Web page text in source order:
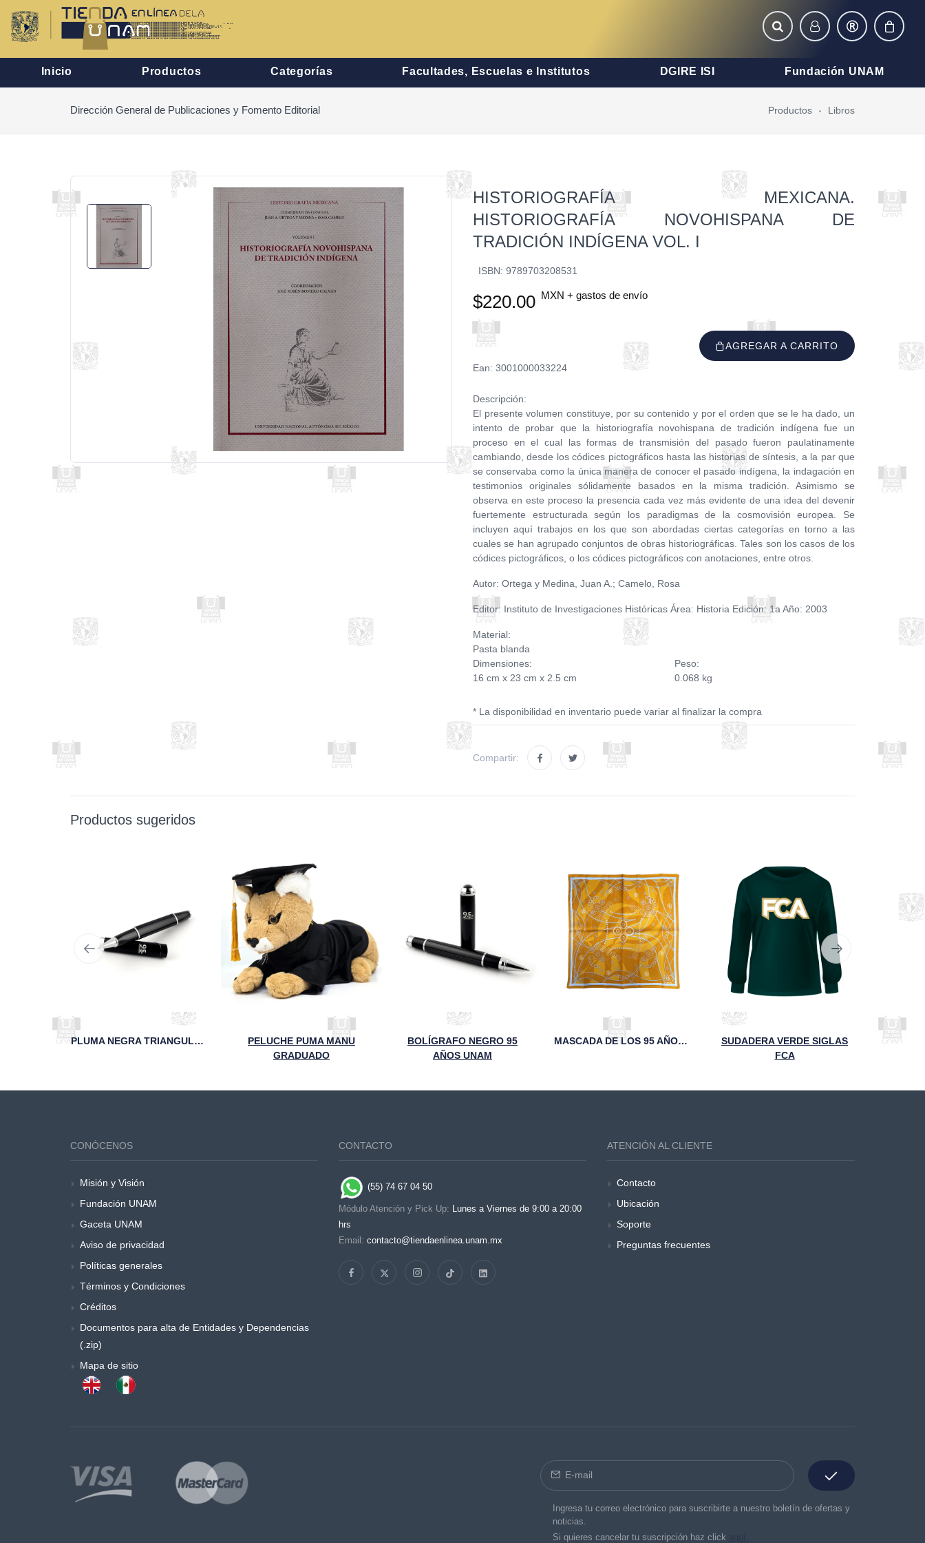
Inicio Productos Categorías Facultades, Escuelas e Institutos DGIRE ISI Fundación UNAM
Dirección General de Publicaciones y Fomento Editorial Productos Libros
HISTORIOGRAFÍA MEXICANA.
HISTORIOGRAFÍA NOVOHISPANA DE
TRADICIÓN INDÍGENA VOL. I
ISBN: 9789703208531
$220.00 MXN + gastos de envío
AGREGAR A CARRITO
Ean: 3001000033224
Descripción:
El presente volumen constituye, por su contenido y por el orden que se le ha dado, un
intento de probar que la historiografía novohispana de tradición indígena fue un
proceso en el cual las formas de transmisión del pasado fueron paulatinamente
cambiando, desde los códices pictográficos hasta las historias de síntesis, a la par que
se conservaba como la única manera de conocer el pasado indígena, la indagación en
testimonios originales sólidamente basados en la misma tradición. Asimismo se
observa en este proceso la presencia cada vez más evidente de una idea del devenir
fuertemente estructurada según los paradigmas de la cosmovisión europea. Se
incluyen aquí trabajos en los que son abordadas ciertas categorías en torno a las
cuales se han agrupado conjuntos de obras historiográficas. Tales son los casos de los
códices pictográficos, o los códices pictográficos con anotaciones, entre otros.
Autor: Ortega y Medina, Juan A.; Camelo, Rosa
Editor: Instituto de Investigaciones Históricas Área: Historia Edición: 1a Año: 2003
Material:
Pasta blanda
Dimensiones:
16 cm x 23 cm x 2.5 cm
Peso:
0.068 kg
* La disponibilidad en inventario puede variar al finalizar la compra
Compartir:
Productos sugeridos
PLUMA NEGRA TRIANGULAR 95 AÑOS UNAM
PELUCHE PUMA MANU
GRADUADO
BOLÍGRAFO NEGRO 95
AÑOS UNAM
MASCADA DE LOS 95 AÑOS DE LA FCA
SUDADERA VERDE SIGLAS
FCA
CONÓCENOS
Misión y Visión
Fundación UNAM
Gaceta UNAM
Aviso de privacidad
Políticas generales
Términos y Condiciones
Créditos
Documentos para alta de Entidades y Dependencias
(.zip)
Mapa de sitio
CONTACTO
(55) 74 67 04 50
Módulo Atención y Pick Up: Lunes a Viernes de 9:00 a 20:00
hrs
Email: contacto@tiendaenlinea.unam.mx
ATENCIÓN AL CLIENTE
Contacto
Ubicación
Soporte
Preguntas frecuentes
Ingresa tu correo electrónico para suscribirte a nuestro boletín de ofertas y
noticias.
Si quieres cancelar tu suscripción haz click